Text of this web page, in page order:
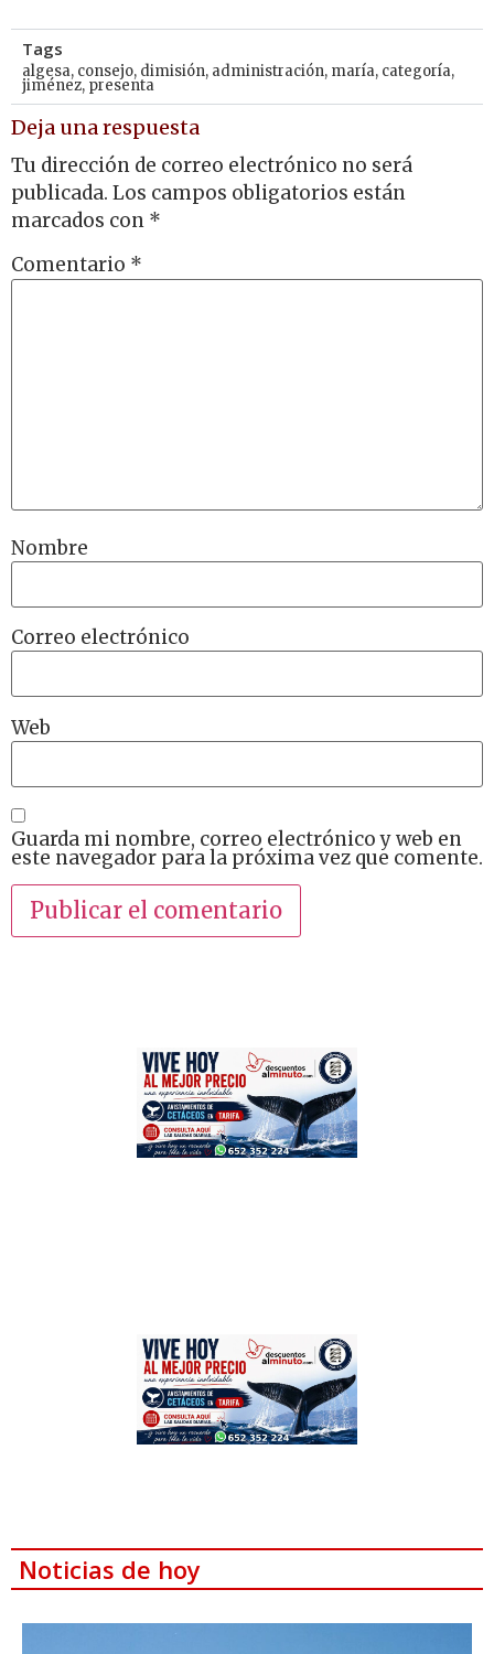
Tags
algesa, consejo, dimisión, administración, maría, categoría,
jiménez, presenta
Deja una respuesta
Tu dirección de correo electrónico no será
publicada. Los campos obligatorios están
marcados con *
Comentario *
Nombre
Correo electrónico
Web
Guarda mi nombre, correo electrónico y web en
este navegador para la próxima vez que comente.
Noticias de hoy